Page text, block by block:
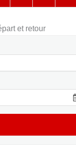
et retour